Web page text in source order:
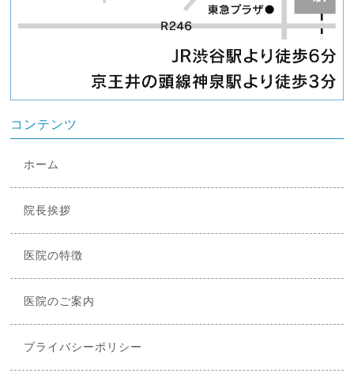
コンテンツ
ホーム
院長挨拶
医院の特徴
医院のご案内
プライバシーポリシー